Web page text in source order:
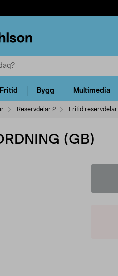
Fritid Bygg Multimedia
Reservdelar 2 Fritid reservdelar
(GB)